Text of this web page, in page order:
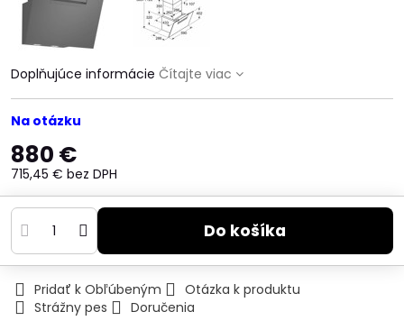
Doplňujúce informácie Čítajte viac
Na otázku
880 €
715,45 € bez DPH
Do košíka
Pridať k Obľúbeným
Otázka k produktu
Strážny pes
Doručenia